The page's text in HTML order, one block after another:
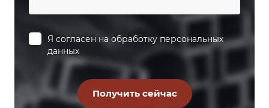
Я согласен на обработку персональных
данных